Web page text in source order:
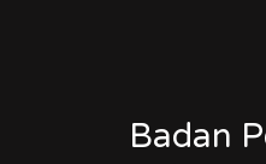
Badan